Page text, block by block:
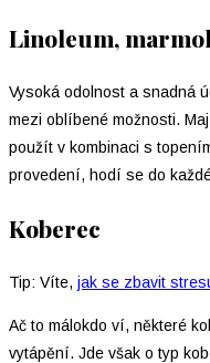
Linoleum,
Vysoká odolnost a snadná
mezi oblíbené možnosti.
použít v kombinaci s
provedení, hodí se do
Koberec
Tip: Víte, jak se zbavit
Ač to málokdo ví, některé
vytápění. Jde však o typ